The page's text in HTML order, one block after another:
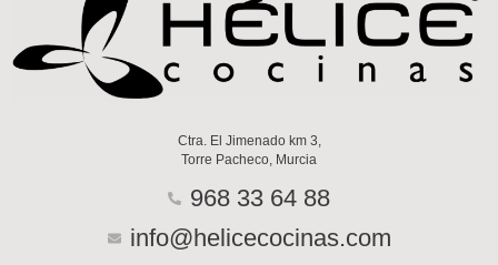
Ctra. El Jimenado km 3,
Torre Pacheco, Murcia
968 33 64 88
info@helicecocinas.com